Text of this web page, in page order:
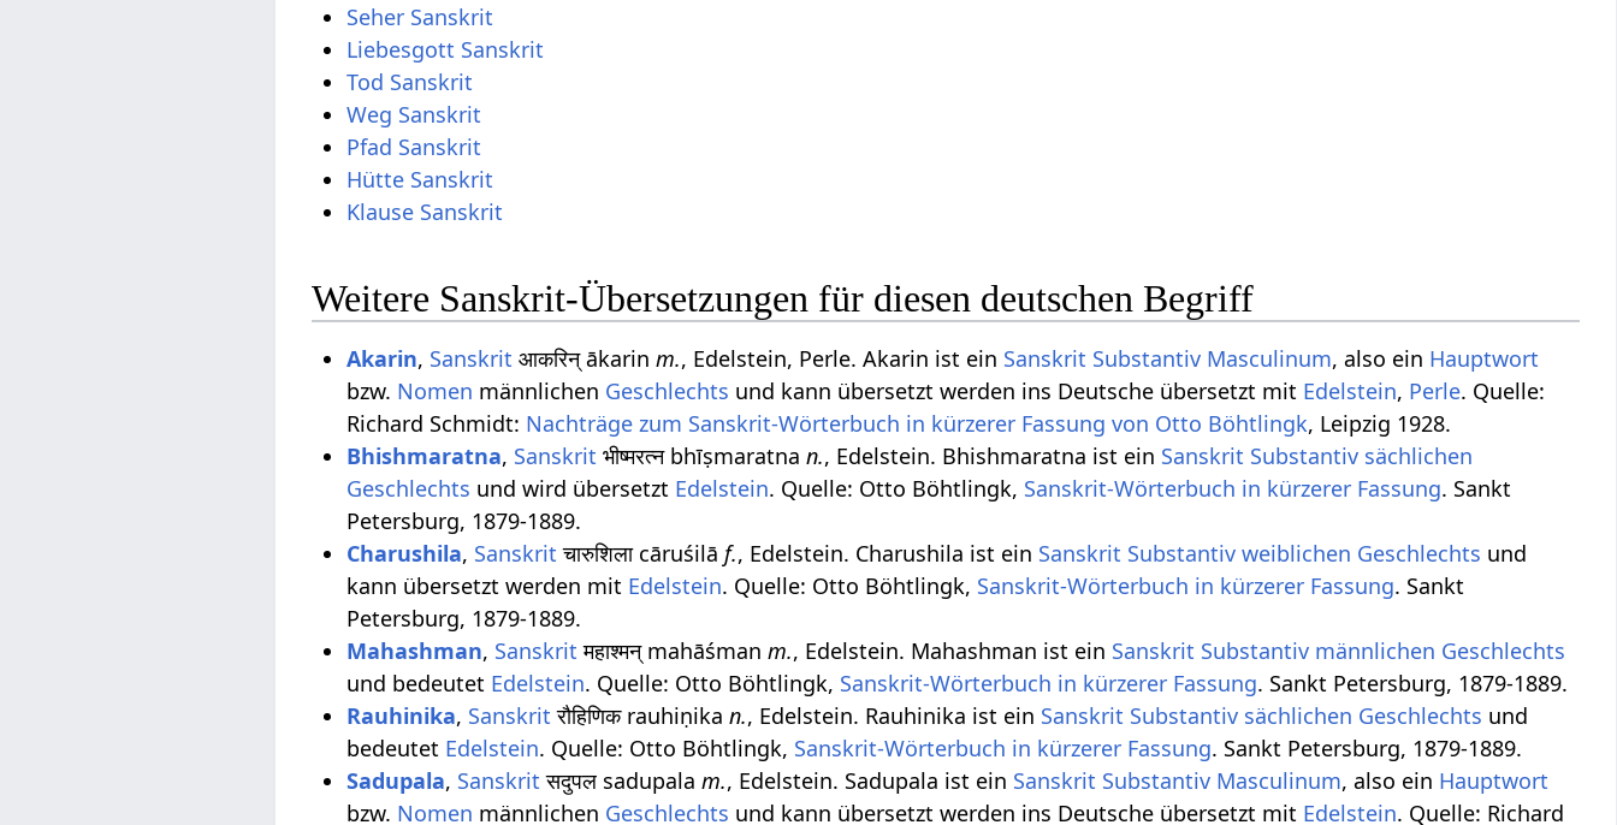
Seher Sanskrit
Liebesgott Sanskrit
Tod Sanskrit
Weg Sanskrit
Pfad Sanskrit
Hütte Sanskrit
Klause Sanskrit
Weitere Sanskrit-Übersetzungen für diesen deutschen Begriff
Akarin, Sanskrit आकरिन् ākarinm., Edelstein, Perle. Akarin ist ein Sanskrit Substantiv Masculinum, also ein Hauptwort
bzw. Nomen männlichen Geschlechts und kann übersetzt werden ins Deutsche übersetzt mit Edelstein, Perle. Quelle:
Richard Schmidt: Nachträge zum Sanskrit-Wörterbuch in kürzerer Fassung von Otto Böhtlingk, Leipzig 1928.
Bhishmaratna, Sanskrit भीष्मरत्न bhīṣmaratnan., Edelstein. Bhishmaratna ist ein Sanskrit Substantiv sächlichen
Geschlechts und wird übersetzt Edelstein. Quelle: Otto Böhtlingk, Sanskrit-Wörterbuch in kürzerer Fassung. Sankt
Petersburg, 1879-1889.
Charushila, Sanskrit चारुशिला cāruśilā f., Edelstein. Charushila ist ein Sanskrit Substantiv weiblichen Geschlechts und
kann übersetzt werden mit Edelstein. Quelle: Otto Böhtlingk, Sanskrit-Wörterbuch in kürzerer Fassung. Sankt
Petersburg, 1879-1889.
Mahashman, Sanskrit महाश्मन् mahāśmanm., Edelstein. Mahashman ist ein Sanskrit Substantiv männlichen Geschlechts
und bedeutet Edelstein. Quelle: Otto Böhtlingk, Sanskrit-Wörterbuch in kürzerer Fassung. Sankt Petersburg, 1879-1889.
Rauhinika, Sanskrit रौहिणिक rauhiṇikan., Edelstein. Rauhinika ist ein Sanskrit Substantiv sächlichen Geschlechts und
bedeutet Edelstein. Quelle: Otto Böhtlingk, Sanskrit-Wörterbuch in kürzerer Fassung. Sankt Petersburg, 1879-1889.
Sadupala, Sanskrit सदुपल sadupalam., Edelstein. Sadupala ist ein Sanskrit Substantiv Masculinum, also ein Hauptwort
bzw. Nomen männlichen Geschlechts und kann übersetzt werden ins Deutsche übersetzt mit Edelstein. Quelle: Richard